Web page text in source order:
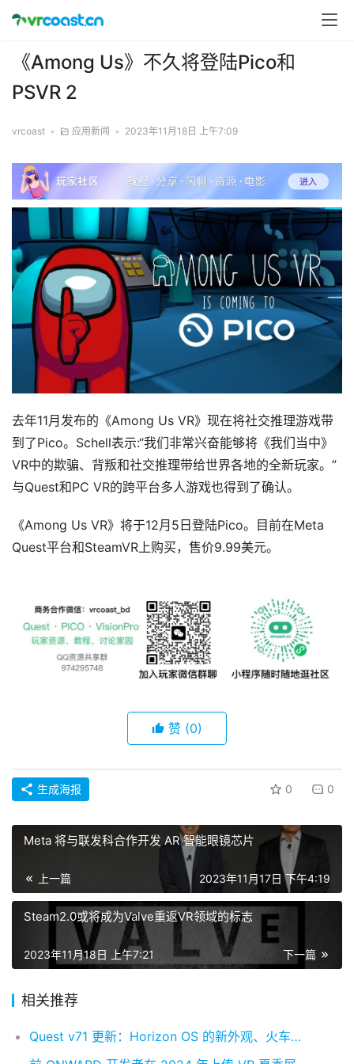
行
业
动
态
应
用
V
观
点
资
载
论
坛
社
注册
《Among Us》不久将登陆Pico和
PSVR 2
vrcoast • 应用新闻 • 2023年11月18日 上午7:09
去年11月发布的《Among Us VR》现在将社交推理游戏带
到了Pico。Schell表示:“我们非常兴奋能够将《我们当中》
VR中的欺骗、背叛和社交推理带给世界各地的全新玩家。”
与Quest和PC VR的跨平台多人游戏也得到了确认。
《Among Us VR》将于12月5日登陆Pico。目前在Meta
Quest平台和SteamVR上购买，售价9.99美元。
赞 (0)
生成海报 0 0
Meta 将与联发科合作开发 AR 智能眼镜芯片
上一篇 2023年11月17日 下午4:19
Steam2.0或将成为Valve重返VR领域的标志
下一篇
2023年11月18日 上午7:21
相关推荐
Quest v71 更新：Horizon OS 的新外观、火车旅行、日历应用等